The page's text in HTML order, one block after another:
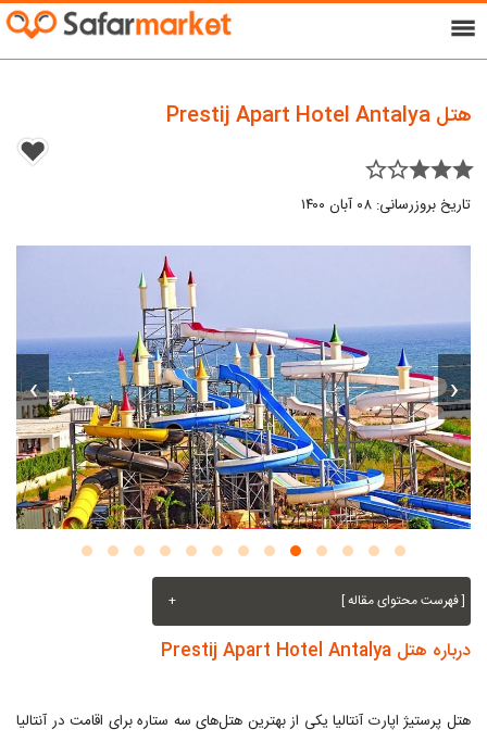
menu
هتل Prestij Apart Hotel Antalya
star_border star_border star star star
تاریخ بروزرسانی: ۰۸ آبان ۱۴۰۰
‹
›
[ فهرست محتوای مقاله ] +
درباره هتل Prestij Apart Hotel Antalya
هتل پرستیژ اپارت آنتالیا یکی از بهترین‌ هتل‌های سه ستاره برای اقامت در آنتالیا